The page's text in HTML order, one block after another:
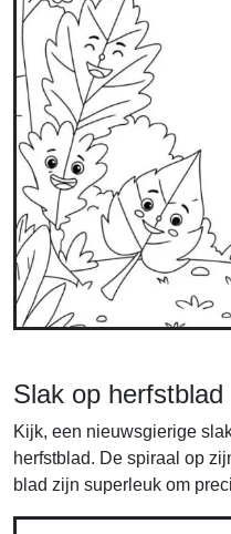
Slak op herfstblad
Kijk, een nieuwsgierige
herfstblad. De spiraal op
blad zijn superleuk om